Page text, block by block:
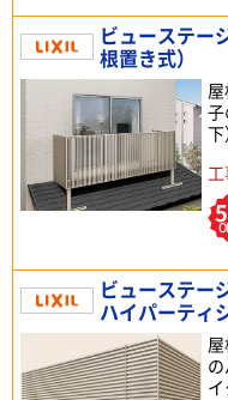
ビューステー
根置き式）
下
ビューステー
ハイパーティ